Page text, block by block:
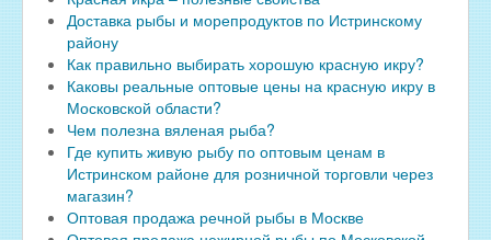
Доставка рыбы и морепродуктов по Истринскому
району
Как правильно выбирать хорошую красную икру?
Каковы реальные оптовые цены на красную икру в
Московской области?
Чем полезна вяленая рыба?
Где купить живую рыбу по оптовым ценам в
Истринском районе для розничной торговли через
магазин?
Оптовая продажа речной рыбы в Москве